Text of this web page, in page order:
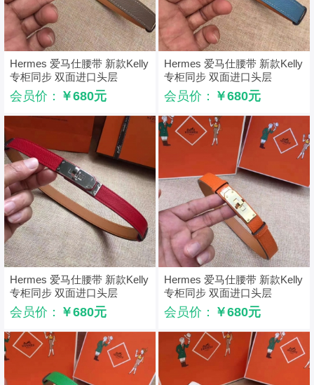
Hermes 爱马仕腰带 新款Kelly
专柜同步 双面进口头层
Hermes腰带 灰色
会员价： ￥680元
Hermes 爱马仕腰带 新款Kelly
专柜同步 双面进口头层
Hermes腰带 蓝色
会员价： ￥680元
Hermes 爱马仕腰带 新款Kelly
专柜同步 双面进口头层
Hermes腰带 红色
会员价： ￥680元
Hermes 爱马仕腰带 新款Kelly
专柜同步 双面进口头层
Hermes腰带 橙色
会员价： ￥680元